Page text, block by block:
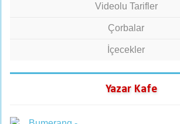
Videolu Tarifler
Çorbalar
İçecekler
Yazar Kafe